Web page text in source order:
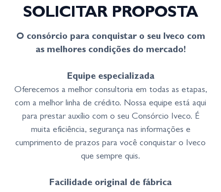
SOLICITAR PROPOSTA
O consórcio para conquistar o seu Iveco com
as melhores condições do mercado!
Equipe especializada
Oferecemos a melhor consultoria em todas as etapas,
com a melhor linha de crédito. Nossa equipe está aqui
para prestar auxílio com o seu Consórcio Iveco. É
muita eficiência, segurança nas informações e
cumprimento de prazos para você conquistar o Iveco
que sempre quis.
Facilidade original de fábrica